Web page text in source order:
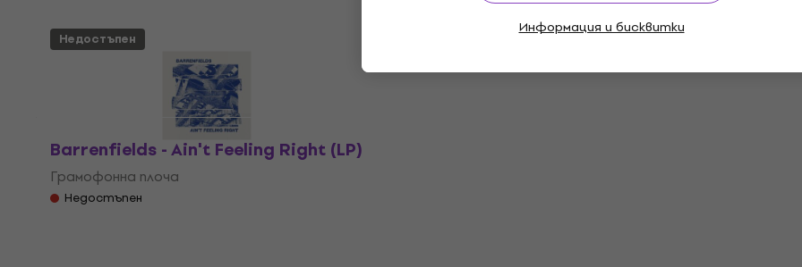
Информация и бисквитки
Недостъпен
Barrenfields - Ain't Feeling Right (LP)
Грамофонна плоча
Недостъпен